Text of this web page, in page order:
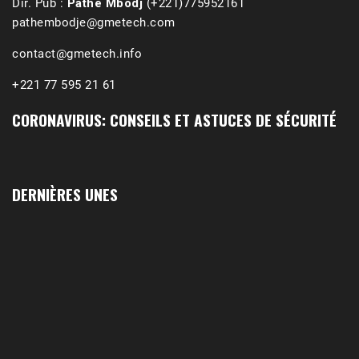
Dir. Pub : Pathé Mbodj (+221)775952161
pathembodje@gmetech.com
contact@gmetech.info
+221 77 595 21 61
CORONAVIRUS: CONSEILS ET ASTUCES DE SÉCURITÉ
DERNIÈRES UNES